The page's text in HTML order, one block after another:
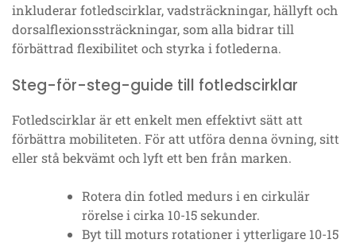
inkluderar fotledscirklar, vadsträckningar, hällyft och
dorsalflexionssträckningar, som alla bidrar till
förbättrad flexibilitet och styrka i fotlederna.
Steg-för-steg-guide till fotledscirklar
Fotledscirklar är ett enkelt men effektivt sätt att
förbättra mobiliteten. För att utföra denna övning, sitt
eller stå bekvämt och lyft ett ben från marken.
Rotera din fotled medurs i en cirkulär
rörelse i cirka 10-15 sekunder.
Byt till moturs rotationer i ytterligare 10-15